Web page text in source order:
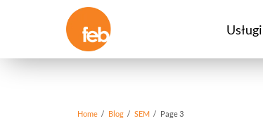
Usługi
Home / Blog / SEM / Page 3